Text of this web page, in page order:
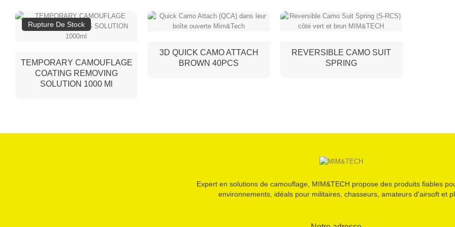
Rupture De Stock
TEMPORARY CAMOUFLAGE
COATING REMOVING
SOLUTION 1000 Ml
3D QUICK CAMO ATTACH
BROWN 40PCS
REVERSIBLE CAMO SUIT
SPRING
Expert en solutions de camouflage, MIM&TECH propose des produits fiables
environnements, idéals pour militaires, chasseurs, amateurs d'airsoft et